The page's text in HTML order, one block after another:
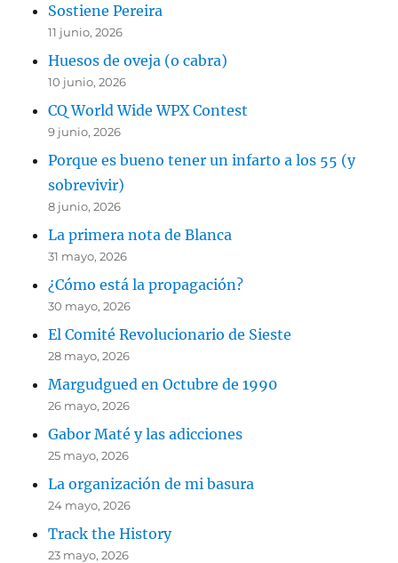
Sostiene Pereira
11 junio, 2026
Huesos de oveja (o cabra)
10 junio, 2026
CQ World Wide WPX Contest
9 junio, 2026
Porque es bueno tener un infarto a los 55 (y
sobrevivir)
8 junio, 2026
La primera nota de Blanca
31 mayo, 2026
¿Cómo está la propagación?
30 mayo, 2026
El Comité Revolucionario de Sieste
28 mayo, 2026
Margudgued en Octubre de 1990
26 mayo, 2026
Gabor Maté y las adicciones
25 mayo, 2026
La organización de mi basura
24 mayo, 2026
Track the History
23 mayo, 2026